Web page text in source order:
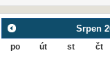
Srpen
po út st čt